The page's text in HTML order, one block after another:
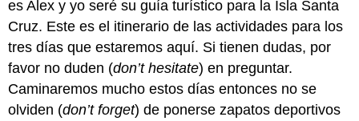
es Alex y yo seré su guía turístico para la Isla Santa
Cruz. Este es el itinerario de las actividades para los
tres días que estaremos aquí. Si tienen dudas, por
favor no duden (don’t hesitate) en preguntar.
Caminaremos mucho estos días entonces no se
olviden (don’t forget) de ponerse zapatos deportivos